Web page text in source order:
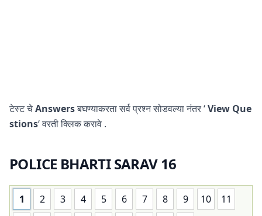
टेस्ट चेAnswersबघण्याकरता सर्व प्रश्न सोडवल्या नंतर ‘View Que
stions‘ वरती क्लिक करावे .
POLICE BHARTI SARAV 16
1 2 3 4 5 6 7 8 9 10
11